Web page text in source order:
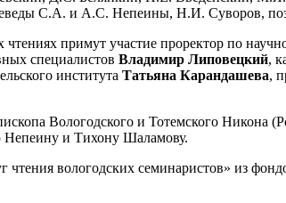
С.А. и А.С. Непеины, Н.И. Суворов,
примут участие проректор по
специалистов Владимир Липовецкий,
института Татьяна Карандашева,
Вологодского и Тотемского Никона
и Тихону Шаламову.
чтения вологодских семинаристов» из